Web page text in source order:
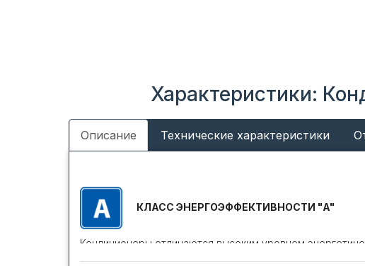
Характеристики:
Описание Технические характеристики
КЛАСС ЭНЕРГОЭФФЕКТИВНОСТИ "A"
Кондиционеры отличаются высоким уровнем